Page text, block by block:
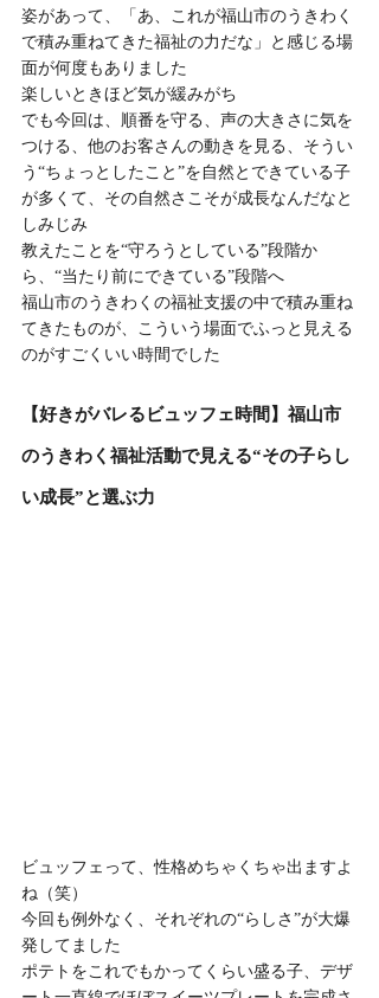
姿があって、「あ、これが福山市のうきわく
で積み重ねてきた福祉の力だな」と感じる場
面が何度もありました
楽しいときほど気が緩みがち
でも今回は、順番を守る、声の大きさに気を
つける、他のお客さんの動きを見る、そうい
う“ちょっとしたこと”を自然とできている子
が多くて、その自然さこそが成長なんだなと
しみじみ
教えたことを“守ろうとしている”段階か
ら、“当たり前にできている”段階へ
福山市のうきわくの福祉支援の中で積み重ね
てきたものが、こういう場面でふっと見える
のがすごくいい時間でした
【好きがバレるビュッフェ時間】福山市
のうきわく福祉活動で見える“その子らし
い成長”と選ぶ力
ビュッフェって、性格めちゃくちゃ出ますよ
ね（笑）
今回も例外なく、それぞれの“らしさ”が大爆
発してました
ポテトをこれでもかってくらい盛る子、デザ